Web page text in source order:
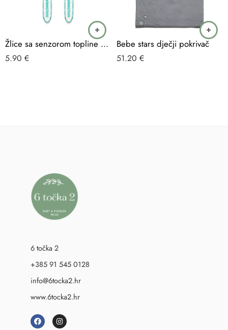
Žlice sa senzorom topline BOO
5.90 €
Bebe stars dječji pokrivač
51.20 €
6 točka 2
+385 91 545 0128
info@6tocka2.hr
www.6tocka2.hr